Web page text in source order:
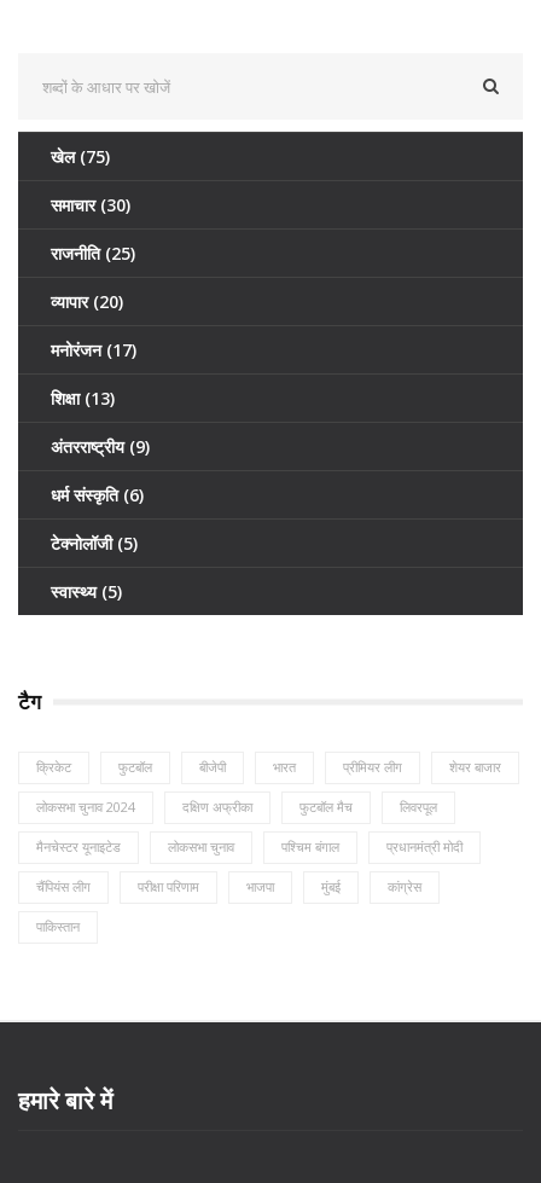
खेल (75)
समाचार (30)
राजनीति (25)
व्यापार (20)
मनोरंजन (17)
शिक्षा (13)
अंतरराष्ट्रीय (9)
धर्म संस्कृति (6)
टेक्नोलॉजी (5)
स्वास्थ्य (5)
टैग
क्रिकेट फुटबॉल बीजेपी भारत प्रीमियर लीग शेयर बाजार
लोकसभा चुनाव 2024 दक्षिण अफ्रीका फुटबॉल मैच लिवरपूल
मैनचेस्टर यूनाइटेड लोकसभा चुनाव पश्चिम बंगाल प्रधानमंत्री मोदी
चैंपियंस लीग परीक्षा परिणाम भाजपा मुंबई कांग्रेस
पाकिस्तान
हमारे बारे में